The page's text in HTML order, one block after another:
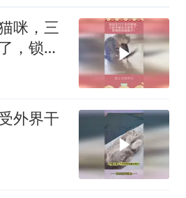
咪，三
，锁喉
外界干